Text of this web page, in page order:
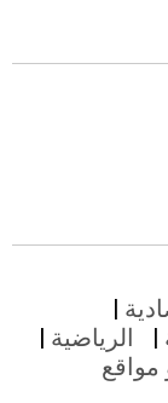
الرياضية
مواقع